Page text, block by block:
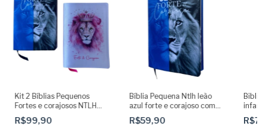
Kit 2 Bíblias Pequenos
Fortes e corajosos NTLH
com Indice digital
R$99,90
Bíblia Pequena Ntlh leão
azul forte e corajoso com
indice
R$59,90
Biblia